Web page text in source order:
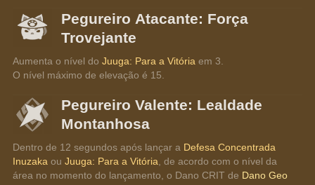
Pegureiro Atacante: Força
Trovejante
Aumenta o nível do Juuga: Para a Vitória em 3.
O nível máximo de elevação é 15.
Pegureiro Valente: Lealdade
Montanhosa
Dentro de 12 segundos após lançar a Defesa Concentrada
Inuzaka ou Juuga: Para a Vitória , de acordo com o nível da
área no momento do lançamento, o Dano CRIT de Dano Geo